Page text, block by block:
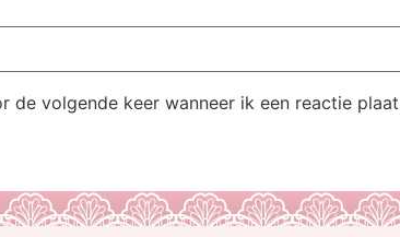
de volgende keer wanneer ik een reactie